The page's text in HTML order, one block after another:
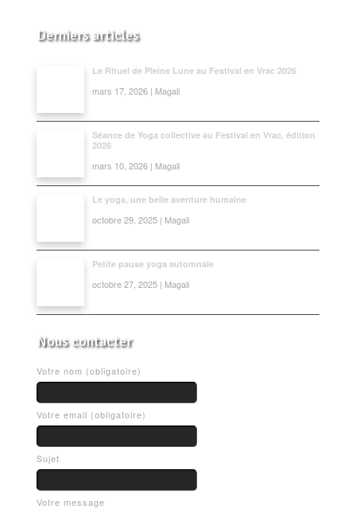
Derniers articles
Le Rituel de Pleine Lune au Festival en Vrac 2026
mars 17, 2026 | Magali
Séance de Yoga collective au Festival en Vrac, édition
2026
mars 10, 2026 | Magali
Le yoga, une belle aventure humaine
octobre 29, 2025 | Magali
Petite pause yoga automnale
octobre 27, 2025 | Magali
Nous contacter
Votre nom (obligatoire)
Votre email (obligatoire)
Sujet
Votre message